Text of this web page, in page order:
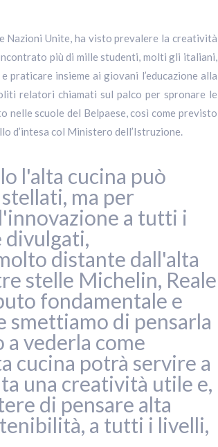
Nazioni Unite, ha visto prevalere la creatività
più di mille studenti, molti gli italiani,
praticare insieme ai giovani l’educazione alla
relatori chiamati sul palco per spronare le
nelle scuole del Belpaese, così come previsto
d’intesa col Ministero dell’Istruzione.
l'alta cucina può
ma per
a tutti i
divulgati,
distante dall'alta
stelle Michelin, Reale
fondamentale e
smettiamo di pensarla
vederla come
cucina potrà servire a
una creatività utile e,
di pensare alta
a tutti i livelli,